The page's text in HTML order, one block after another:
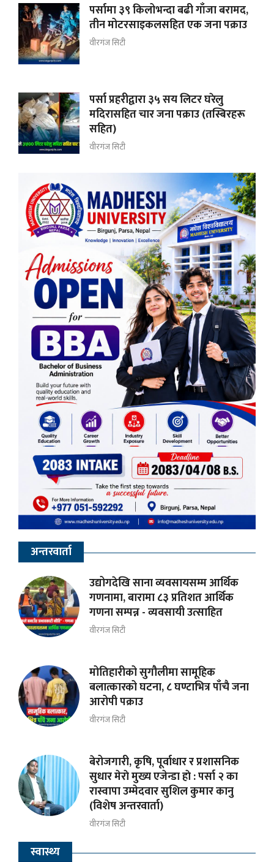
पर्सामा ३९ किलोभन्दा बढी गाँजा बरामद,
तीन मोटरसाइकलसहित एक जना पक्राउ
वीरगंज सिटी
पर्सा प्रहरीद्वारा ३५ सय लिटर घरेलु
मदिरासहित चार जना पक्राउ (तस्बिरहरू
सहित)
वीरगंज सिटी
अन्तरवार्ता
उद्योगदेखि साना व्यवसायसम्म आर्थिक
गणनामा, बारामा ८३ प्रतिशत आर्थिक
गणना सम्पन्न - व्यवसायी उत्साहित
वीरगंज सिटी
मोतिहारीको सुगौलीमा सामूहिक
बलात्कारको घटना, ८ घण्टाभित्र पाँचै जना
आरोपी पक्राउ
वीरगंज सिटी
बेरोजगारी, कृषि, पूर्वाधार र प्रशासनिक
सुधार मेराे मुख्य एजेन्डा हाे : पर्सा २ का
रास्वापा उम्मेदवार सुशिल कुमार कानु
(विशेष अन्तरवार्ता)
वीरगंज सिटी
स्वास्थ्य